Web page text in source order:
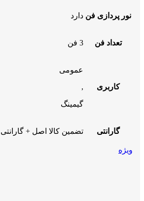
نور پردازی فن دارد
تعداد فن 3 فن
کاربری
عمومی
,
گیمینگ
گارانتی تضمین کالا اصل +
ویژه